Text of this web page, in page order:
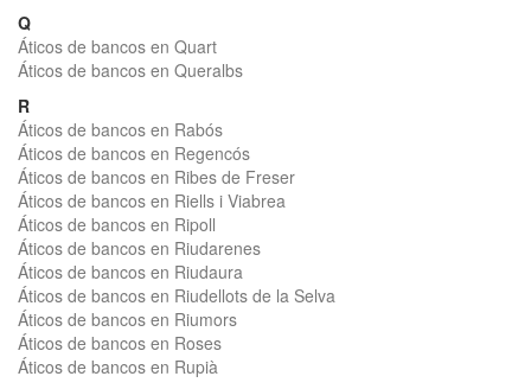
Q
Áticos de bancos en Quart
Áticos de bancos en Queralbs
R
Áticos de bancos en Rabós
Áticos de bancos en Regencós
Áticos de bancos en Ribes de Freser
Áticos de bancos en Riells i Viabrea
Áticos de bancos en Ripoll
Áticos de bancos en Riudarenes
Áticos de bancos en Riudaura
Áticos de bancos en Riudellots de la Selva
Áticos de bancos en Riumors
Áticos de bancos en Roses
Áticos de bancos en Rupià